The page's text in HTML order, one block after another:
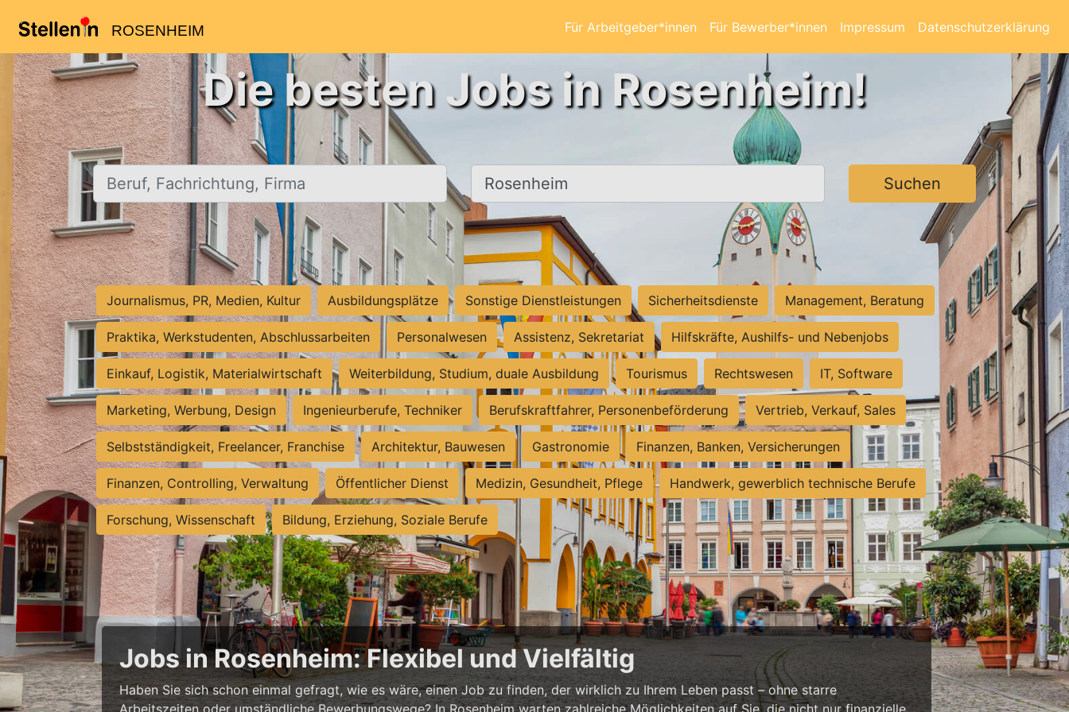
ROSENHEIM Für Arbeitgeber*innen Für Bewerber*innen Impressum Datenschutzerklärung
Die besten Jobs in Rosenheim!
Beruf, Fachrichtung, Firma Ort, Stadt Suchen
Journalismus, PR, Medien, Kultur Ausbildungsplätze Sonstige Dienstleistungen Sicherheitsdienste Management, Beratung
Praktika, Werkstudenten, Abschlussarbeiten Personalwesen Assistenz, Sekretariat Hilfskräfte, Aushilfs- und Nebenjobs
Einkauf, Logistik, Materialwirtschaft Weiterbildung, Studium, duale Ausbildung Tourismus Rechtswesen IT, Software
Marketing, Werbung, Design Ingenieurberufe, Techniker Berufskraftfahrer, Personenbeförderung Vertrieb, Verkauf, Sales
Selbstständigkeit, Freelancer, Franchise Architektur, Bauwesen Gastronomie Finanzen, Banken, Versicherungen
Finanzen, Controlling, Verwaltung Öffentlicher Dienst Medizin, Gesundheit, Pflege Handwerk, gewerblich technische Berufe
Forschung, Wissenschaft Bildung, Erziehung, Soziale Berufe
Jobs in Rosenheim: Flexibel und Vielfältig
Haben Sie sich schon einmal gefragt, wie es wäre, einen Job zu finden, der wirklich zu Ihrem Leben passt – ohne starre